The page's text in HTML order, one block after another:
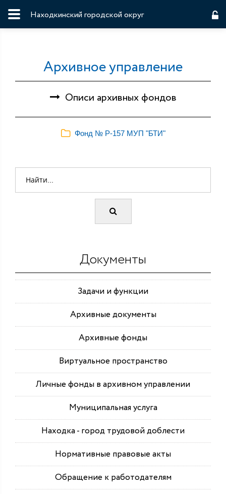
Находкинский городской округ
Архивное управление
Описи архивных фондов
Фонд № Р-157 МУП "БТИ"
Документы
Задачи и функции
Архивные документы
Архивные фонды
Виртуальное пространство
Личные фонды в архивном управлении
Муниципальная услуга
Находка - город трудовой доблести
Нормативные правовые акты
Обращение к работодателям